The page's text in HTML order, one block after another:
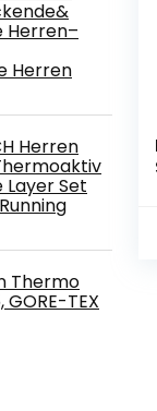
Herren–
Herren
Herren
Set
Thermo
TEX